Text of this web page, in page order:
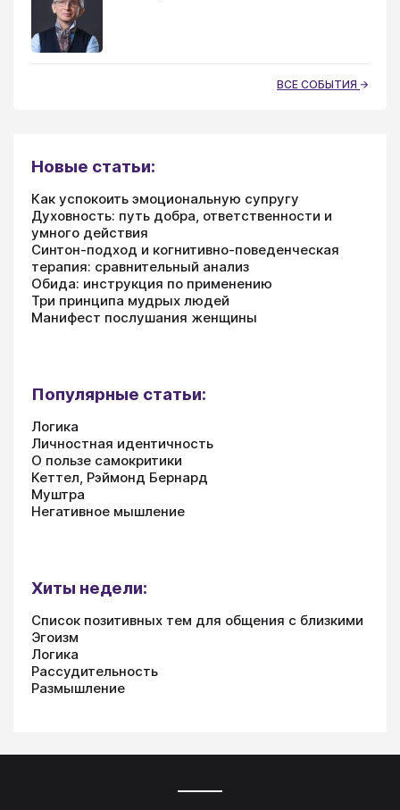
ВСЕ СОБЫТИЯ
Новые статьи:
Как успокоить эмоциональную супругу
Духовность: путь добра, ответственности и
умного действия
Синтон-подход и когнитивно-поведенческая
терапия: сравнительный анализ
Обида: инструкция по применению
Три принципа мудрых людей
Манифест послушания женщины
Популярные статьи:
Логика
Личностная идентичность
О пользе самокритики
Кеттел, Рэймонд Бернард
Муштра
Негативное мышление
Хиты недели:
Список позитивных тем для общения с близкими
Эгоизм
Логика
Рассудительность
Размышление